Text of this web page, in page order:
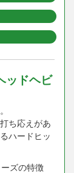
ッドヘビ
ち応えがあ
ハードヒッ
ズの特徴